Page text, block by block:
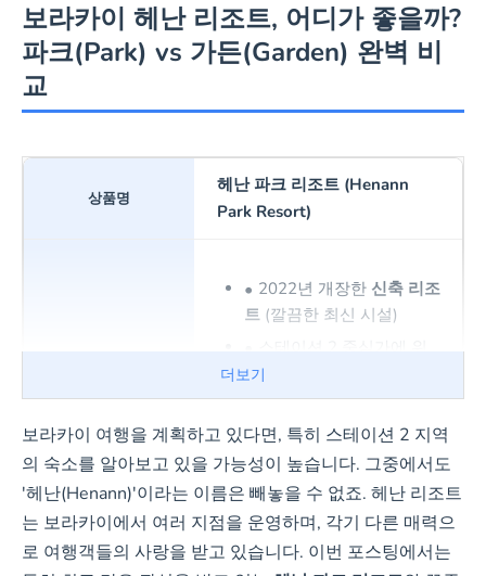
보라카이 헤난 리조트, 어디가 좋을까?
파크(Park) vs 가든(Garden) 완벽 비
교
헤난 파크 리조트 (Henann
Park Resort)
2022년 개장한 신축 리조
트(깔끔한 최신 시설)
치, 디몰 및 해변 도보 5~10
분
객실 평이 매우 넓음 (디럭
스룸 33m², 프리미어룸
40m²)
조식 뷔페 매일 메뉴 변화,
우베 판데살 인기
더보기
보라카이 여행을 계획하고 있다면, 특히 스테이션 2 지역
의 숙소를 알아보고 있을 가능성이 높습니다. 그중에서도
'헤난(Henann)'이라는 이름은 빼놓을 수 없죠. 헤난 리조트
는 보라카이에서 여러 지점을 운영하며, 각기 다른 매력으
로 여행객들의 사랑을 받고 있습니다. 이번 포스팅에서는